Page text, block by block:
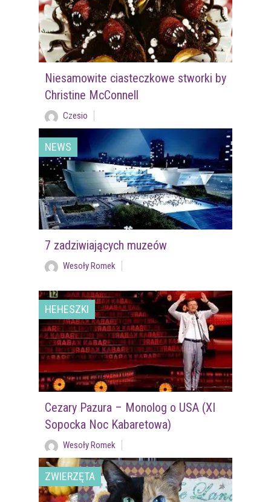
Niesamowite ciasteczkowe stworki by
Christine McConnell
Czesio
NEWS
7 zadziwiających muzeów
Wesoły Romek
HEHESZKI
Cezary Pazura – Monolog o USA (XI
Sopocka Noc Kabaretowa)
Wesoły Romek
ZWIERZĘTA